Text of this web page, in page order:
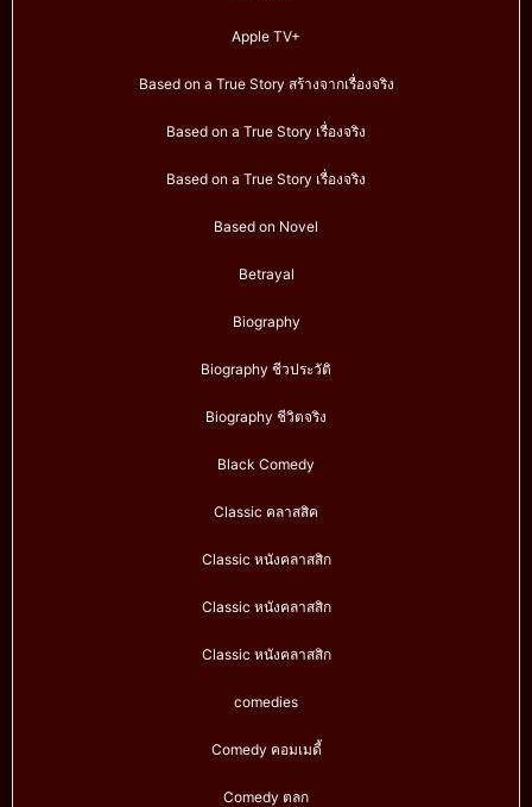
Apple TV+
Based on a True Story สร้างจากเรื่องจริง
Based on a True Story เรื่องจริง
Based on a True Story เรื่องจริง
Based on Novel
Betrayal
Biography
Biography ชีวประวัติ
Biography ชีวิตจริง
Black Comedy
Classic คลาสสิค
Classic หนังคลาสสิก
Classic หนังคลาสสิก
Classic หนังคลาสสิก
comedies
Comedy คอมเมดี้
Comedy ตลก